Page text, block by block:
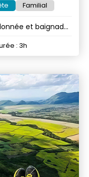
Familial
et baignade
: 3h